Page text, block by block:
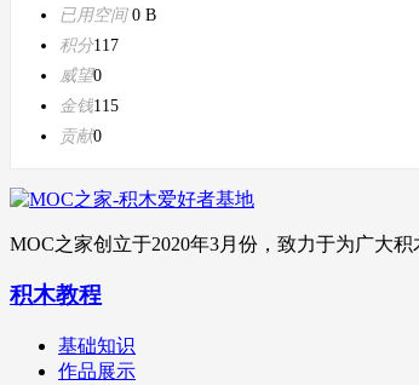
已用空间0 B
积分117
威望0
金钱115
贡献0
MOC之家创立于2020年3月份，致力于为广大
积木教程
基础知识
作品展示